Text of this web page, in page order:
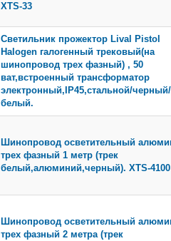
XTS-33
Светильник прожектор Lival Pistol
Halogen галогенный трековый(на
шинопровод трех фазный) , 50
ват,встроенный трансформатор
электронный,IP45,стальной/черный/
белый.
Шинопровод осветительный
трех фазный 1 метр (трек
белый,алюминий,черный). XTS-4100
Шинопровод осветительный
трех фазный 2 метра (трек